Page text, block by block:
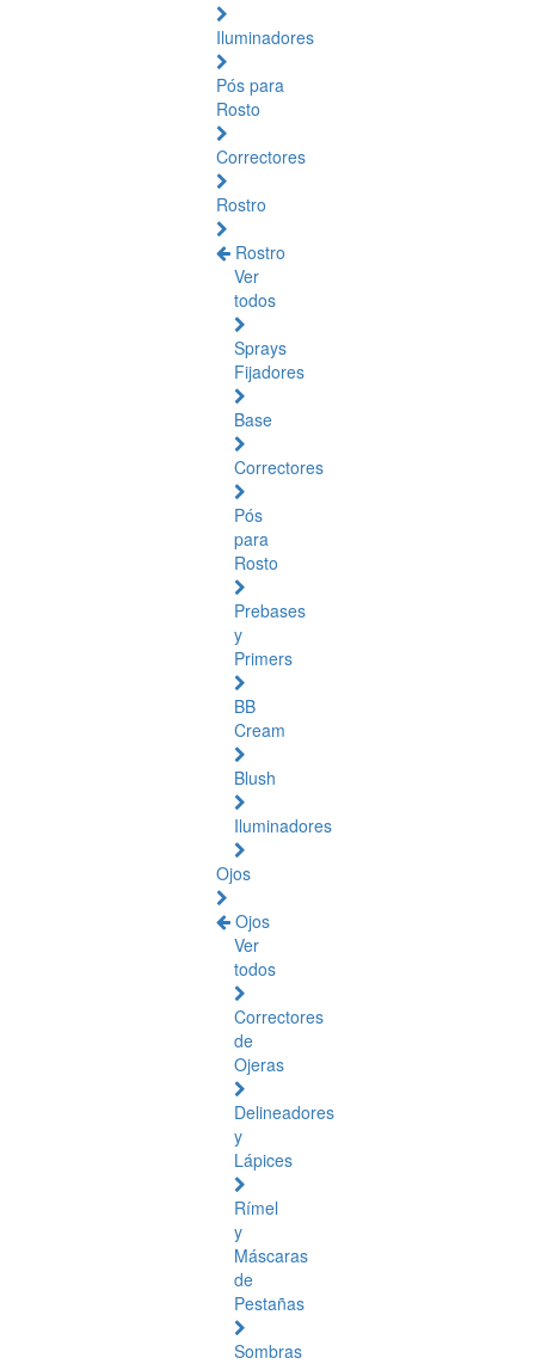
Iluminadores
Pós para
Rosto
Correctores
Rostro
Rostro
Ver
todos
Sprays
Fijadores
Base
Correctores
Pós
para
Rosto
Prebases
y
Primers
BB
Cream
Blush
Iluminadores
Ojos
Ojos
Ver
todos
Correctores
de
Ojeras
Delineadores
y
Lápices
Rímel
y
Máscaras
de
Pestañas
Sombras